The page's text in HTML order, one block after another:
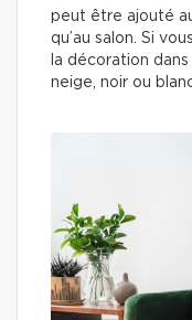
peut être ajouté
qu’au salon. Si
la décoration
neige, noir ou